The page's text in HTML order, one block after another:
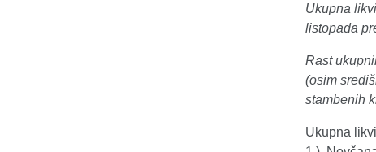
Ukupna
listopada
Rast
(osim
stambenih
Ukupna